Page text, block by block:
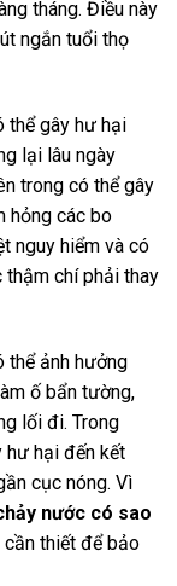
tháng. Điều này
ngắn tuổi thọ
thể gây hư hại
lại lâu ngày
trong có thể gây
hỏng các bo
nguy hiểm và có
chí phải thay
thể ảnh hưởng
ố bẩn tường,
lối đi. Trong
hư hại đến kết
cục nóng. Vì
nước có sao
cần thiết để bảo